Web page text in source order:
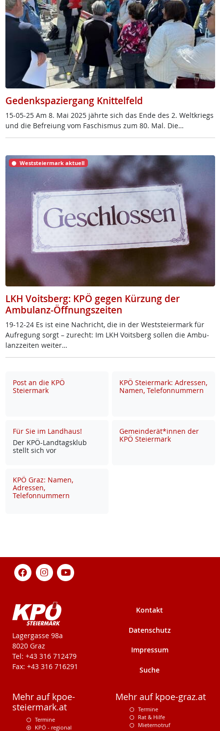
Gedenkspaziergang Knittelfeld
15-05-25 Am 8. Mai 2025 jähr­te sich das En­de des 2. Welt­kriegs
und die Be­f­rei­ung vom Fa­schis­mus zum 80. Mal. Die…
Weststeiermark aktuell
LKH Voitsberg: KPÖ gegen Kürzung der
Ambulanz-Öffnungszeiten
19-12-24 Es ist ei­ne Nach­richt, die in der West­s­tei­er­mark für
Auf­re­gung sorgt – zu­recht: Im LKH Voits­berg sol­len die Am­bu­
lanz­zei­ten wei­ter…
Post an die KPÖ
Steiermark
KPÖ Steiermark: Adressen,
Namen, Telefonnummern
Für Sie im Landhaus!
Der KPÖ-Land­tags­klub
stellt sich vor
Gemeinderät*innen der
KPÖ Steiermark
KPÖ Graz: Namen,
Adressen,
Telefonnummern
KPÖ-Steiermark
Lagergasse 98a
8020 Graz
Tel: +43 316 712479
Fax: +43 316 716291
Kontakt
Datenschutz
Impressum
Suche
Mehr auf kpoe-
steiermark.at
Termine
KPÖ - regional
Mehr auf kpoe-graz.at
Termine
Rat & Hilfe
Mieternotruf